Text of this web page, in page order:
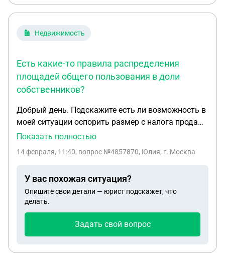
Недвижимость
Есть какие-то правила распределения
площадей общего пользования в доли
собственников?
Добрый день. Подскажите есть ли возможность в
моей ситуации оспорить размер с налога продажи
общедолевой собственности?: Машиноместо в
договору купли продажи, в договоре была
фигурирует только доля. Сейчас выяснилось что
по долям у меня машиноместо более 50 кв м.
Фактический размер парковки не более 30 кв м.
общего пользования. Я запросила в УК
площадь общего пользования на этаже 300 кВ м.
Показать полностью
14 февраля, 11:40, вопрос №4857870, Юлия, г. Москва
У вас похожая ситуация?
Опишите свои детали — юрист подскажет, что
делать.
Задать свой вопрос